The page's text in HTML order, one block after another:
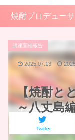
焼酎プロデュー
【焼酎と
～八丈島
講座開催報告
Twitter
2025.07.13